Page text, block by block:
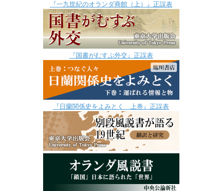
『一九世紀のオランダ商館（上）』正誤表
『国書がむすぶ外交』正誤表
『日蘭関係史をよみとく 上巻』正誤表